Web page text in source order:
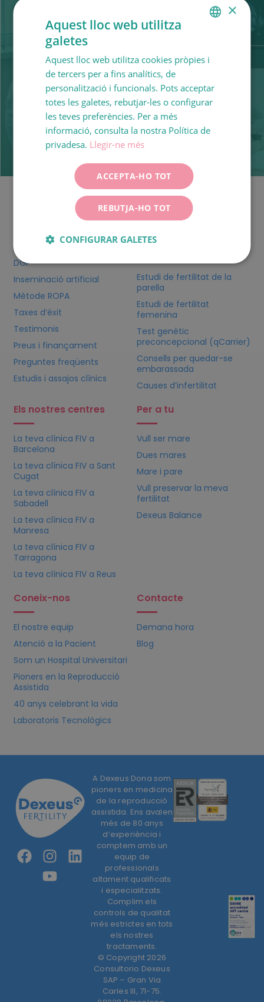
A més, hem establert acords especials amb
proveïdors d’equips tecnològics que ens permeten
disposar sempre de lesdarreres innovacions
diagnòstic per la imatge: ecografia ginecològica,
mamografia digital, ecografia obstètrica, etc.
Tots els tractaments
Ovodonació
DGP
Inseminació artificial
Mètode ROPA
Taxes d’èxit
Testimonis
Preus i finançament
Preguntes freqüents
Estudis i assajos clínics
No em quedo
embarassada
Prediagnòstic online
Calculadora d’ovulació
Estudi de fertilitat de la
parella
Estudi de fertilitat
femenina
Test genètic
preconcepcional (qCarrier)
Consells per quedar-se
embarassada
Causes d’infertilitat
Els nostres centres
La teva clínica FIVa
Barcelona
La teva clínica FIVa Sant
Cugat
La teva clínica FIVa
Sabadell
La teva clínica FIVa
Manresa
La teva clínica FIVa
Tarragona
La teva clínica FIVa Reus
Per a tu
Vull ser mare
Dues mares
Mare i pare
Vull preservar la meva
fertilitat
Dexeus Balance
Coneix-nos
El nostre equip
Atenció a la Pacient
Som un Hospital Universitari
Pioners en la Reproducció
Assistida
40 anys celebrant la vida
Laboratoris Tecnològics
Contacte
Demana hora
Blog
A Dexeus Dona som
pioners en medicina
de la reproducció
assistida. Ens avalen
més de 80 anys
d’experiència i
comptem amb un
equip de
professionals
altament qualificats
i especialitzats.
Complim els
controls de qualitat
més estrictes en tots
els nostres
tractaments.
© Copyright 2026
Consultorio Dexeus
SAP – Gran Via
Carles III, 71-75.
CATALÀ
FRANÇAIS
×
Aquest lloc web utilitza
galetes
Aquest lloc web utilitza cookies pròpies i
de tercers per a fins analítics, de
personalització i funcionals. Pots acceptar
totes les galetes, rebutjar-les o configurar
les teves preferències. Per a més
informació, consulta la nostra Política de
privadesa. Llegir-ne més
ACCEPTA-HO TOT
REBUTJA-HO TOT
CONFIGURAR GALETES